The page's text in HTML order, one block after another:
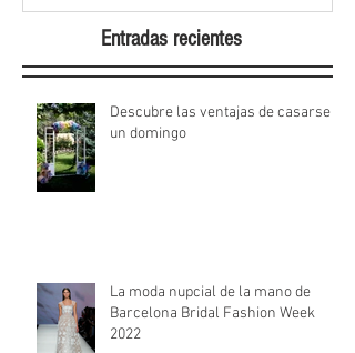
Entradas recientes
Descubre las ventajas de casarse
un domingo
La moda nupcial de la mano de
Barcelona Bridal Fashion Week
2022